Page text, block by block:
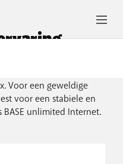
Voor een geweldige
voor een stabiele en
unlimited Internet.